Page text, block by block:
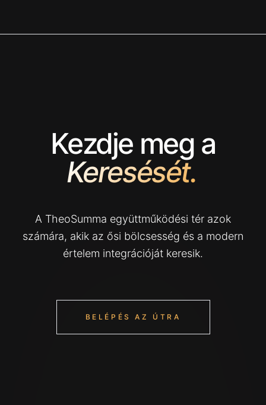
Kezdje meg a
Keresését.
A TheoSumma együttműködési tér azok
számára, akik az ősi bölcsesség és a modern
értelem integrációját keresik.
BELÉPÉS AZ ÚTRA